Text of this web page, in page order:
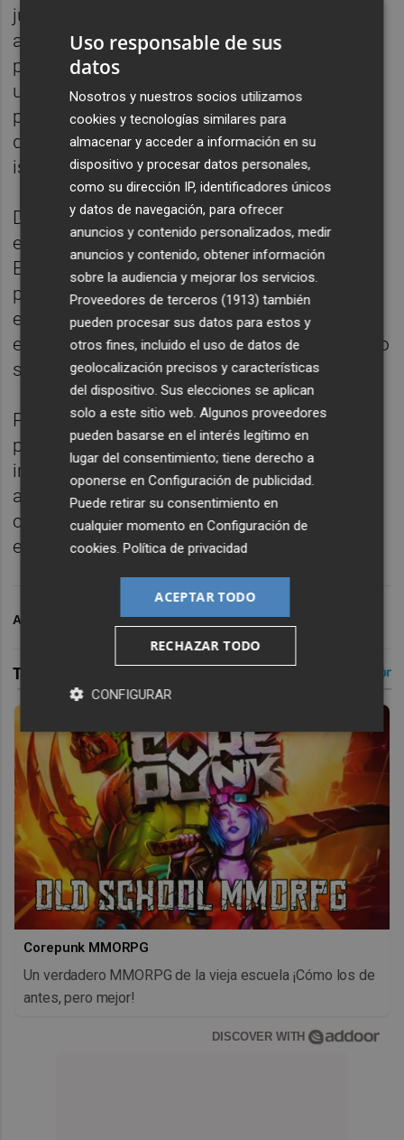
jugaron el también base Chris Jones, que
arrastra molestias en una rodilla, y el ala-
pívot Nate Sestina, que tiene problemas en
una cadera. Aunque ambos están
pendientes de evolución, no están
descartados para la cita ante el conjunto
israelí.
De este modo, la única baja segura para el
encuentro en el caso del Valencia es el pívot
Ethan Happ, que no juega desde noviembre
por una lesión en el pie derecho. Si solo
estuviera el interior como no disponible, el
entrenador deberá hacer un descarte técnico
sin ninguna restricción por nacionalidad.
Por parte del equipo israelí, recuperó para el
partido del viernes entre ambos equipos al
interior Bruno Caboclo y le falta por hacerlo
al exterior estadounidense Joe Ragland, que
como su compañero sufre problemas de
espalda.
ARCHIVADO EN VALENCIA BASKET
Corepunk MMORPG
Un verdadero MMORPG de la vieja escuela ¡Cómo los de
antes, pero mejor!
DISCOVER WITH
Uso responsable de sus
datos
Nosotros y nuestros socios utilizamos
cookies y tecnologías similares para
almacenar y acceder a información en su
dispositivo y procesar datos personales,
como su dirección IP, identificadores únicos
y datos de navegación, para ofrecer
anuncios y contenido personalizados, medir
anuncios y contenido, obtener información
sobre la audiencia y mejorar los servicios.
Proveedores de terceros (1913) también
pueden procesar sus datos para estos y
otros fines, incluido el uso de datos de
geolocalización precisos y características
del dispositivo. Sus elecciones se aplican
solo a este sitio web. Algunos proveedores
pueden basarse en el interés legítimo en
lugar del consentimiento; tiene derecho a
oponerse enConfiguración de publicidad.
Puede retirar su consentimiento en
cualquier momento enConfiguración de
cookies.Política de privacidad
ACEPTAR TODO
RECHAZAR TODO
CONFIGURAR